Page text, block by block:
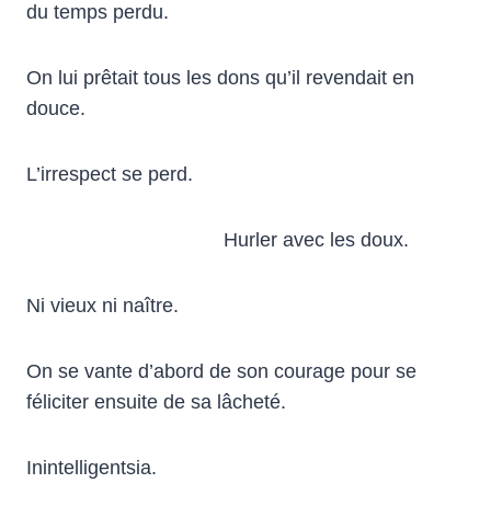
du temps perdu.
On lui prêtait tous les dons qu’il revendait en
douce.
L’irrespect se perd.
Hurler avec les doux.
Ni vieux ni naître.
On se vante d’abord de son courage pour se
féliciter ensuite de sa lâcheté.
Inintelligentsia.